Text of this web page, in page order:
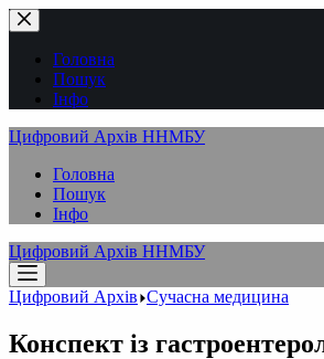
Перейти
до
вмістуГоловна
Пошук
Інфо
Цифровий Архів ННМБУ
Головна
Пошук
Інфо
Цифровий Архів ННМБУ
Цифровий Архів Сучасна медицина
Конспект із